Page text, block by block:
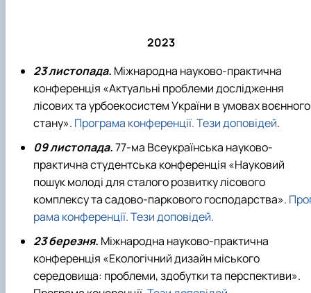
2023
23 листопада. Міжнародна науково-практична
конференція «Актуальні проблеми дослідження
лісових та урбоекосистем України в умовах воєнного
стану». Програма конференції.Тези доповідей.
09 листопада.77-ма Всеукраїнська науково-
практична студентська конференція «Науковий
пошук молоді для сталого розвитку лісового
комплексу та садово-паркового господарства».
рама конференції.Тези доповідей.
23 березня. Міжнародна науково-практична
конференція «Екологічний дизайн міського
середовища: проблеми, здобутки та перспективи».